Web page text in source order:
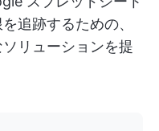
追跡するための、
リューションを提